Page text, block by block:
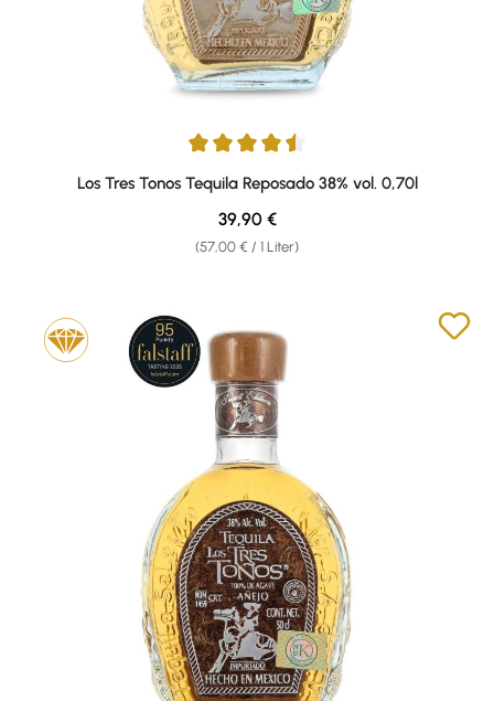
Durchschnittliche Bewertung von 4.5 von 5 Sternen
Los Tres Tonos Tequila Reposado 38% vol. 0,70l
(57,00 € / 1 Liter)
Regulärer Preis:
39,90 €